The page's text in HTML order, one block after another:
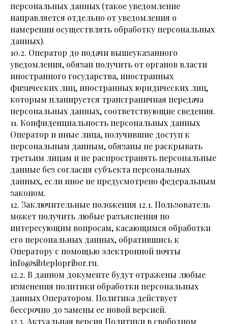
персональных данных (такое уведомление
направляется отдельно от уведомления о
намерении осуществлять обработку персональных
данных).
10.2. Оператор до подачи вышеуказанного
уведомления, обязан получить от органов власти
иностранного государства, иностранных
физических лиц, иностранных юридических лиц,
которым планируется трансграничная передача
персональных данных, соответствующие сведения.
11. Конфиденциальность персональных данных
Оператор и иные лица, получившие доступ к
персональным данным, обязаны не раскрывать
третьим лицам и не распространять персональные
данные без согласия субъекта персональных
данных, если иное не предусмотрено федеральным
законом.
12. Заключительные положения 12.1. Пользователь
может получить любые разъяснения по
интересующим вопросам, касающимся обработки
его персональных данных, обратившись к
Оператору с помощью электронной почты
info@sibteplopribor.ru.
12.2. В данном документе будут отражены любые
изменения политики обработки персональных
данных Оператором. Политика действует
бессрочно до замены ее новой версией.
12.3. Актуальная версия Политики в свободном